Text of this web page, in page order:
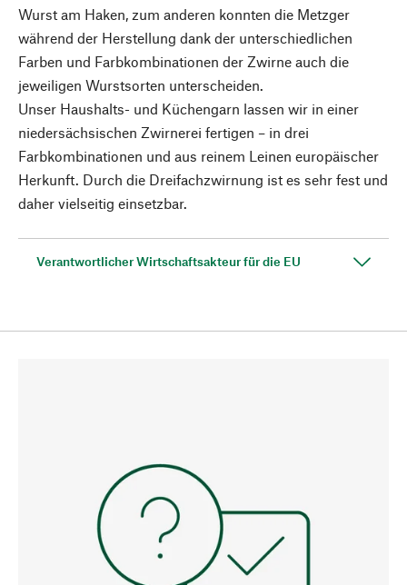
Wurst am Haken, zum anderen konnten die Metzger
während der Herstellung dank der unterschiedlichen
Farben und Farbkombinationen der Zwirne auch die
jeweiligen Wurstsorten unterscheiden.
Unser Haushalts- und Küchengarn lassen wir in einer
niedersächsischen Zwirnerei fertigen – in drei
Farbkombinationen und aus reinem Leinen europäischer
Herkunft. Durch die Dreifachzwirnung ist es sehr fest und
daher vielseitig einsetzbar.
Verantwortlicher Wirtschaftsakteur für die EU